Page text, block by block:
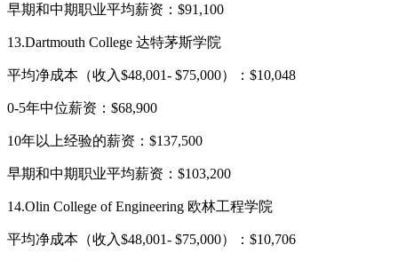
早期和中期职业平均薪资：$91,100
13.Dartmouth College 达特茅斯学院
平均净成本（收入$48,001- $75,000）：$10,048
0-5年中位薪资：$68,900
10年以上经验的薪资：$137,500
早期和中期职业平均薪资：$103,200
14.Olin College of Engineering 欧林工程学院
平均净成本（收入$48,001- $75,000）：$10,706